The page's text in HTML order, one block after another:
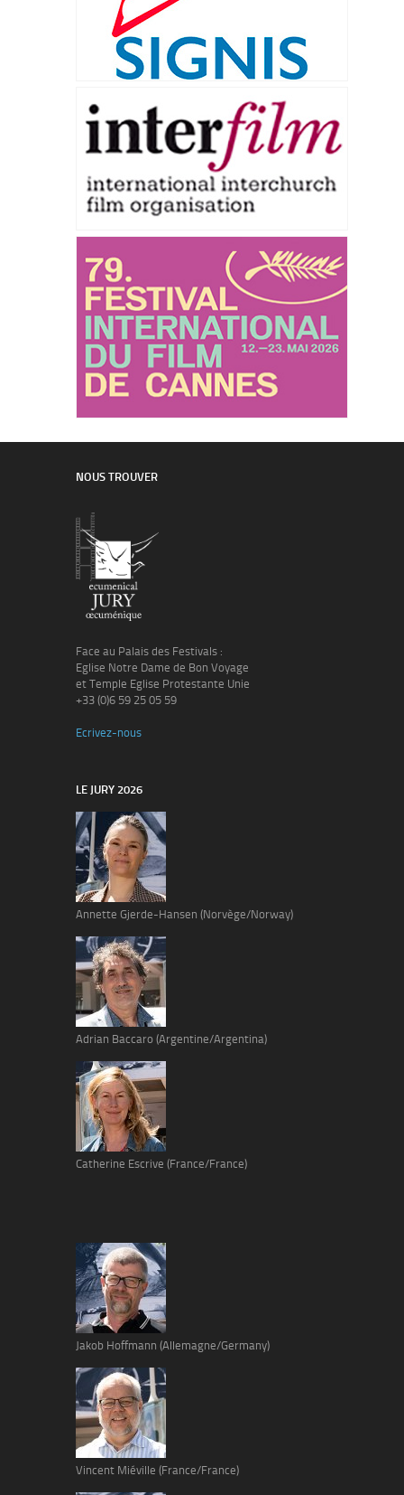
NOUS TROUVER
Face au Palais des Festivals :
Eglise Notre Dame de Bon Voyage
et Temple Eglise Protestante Unie
+33 (0)6 59 25 05 59
Ecrivez-nous
LE JURY 2026
Annette Gjerde-Hansen (Norvège/Norway)
Adrian Baccaro (Argentine/Argentina)
Catherine Escrive (France/France)
Jakob Hoffmann (Allemagne/Germany)
Vincent Miéville (France/France)